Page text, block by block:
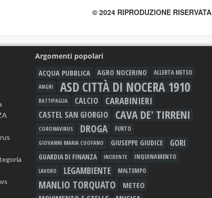
© 2024 RIPRODUZIONE RISERVATA
Argomenti popolari
ACQUA PUBBLICA AGRO NOCERINO
ALLERTA METEO
ANGRI
ASD CITTÀ DI NOCERA 1910
BATTIPAGLIA CALCIO CARABINIERI
CASTEL SAN GIORGIO CAVA DE' TIRRENI
CORONAVIRUS DROGA FURTO
GIOVANNI MARIA CUOFANO GIUSEPPE GIUDICE GORI
GUARDIA DI FINANZA INCIDENTE INQUINAMENTO
LAVORO LEGAMBIENTE MALTEMPO
MANLIO TORQUATO METEO